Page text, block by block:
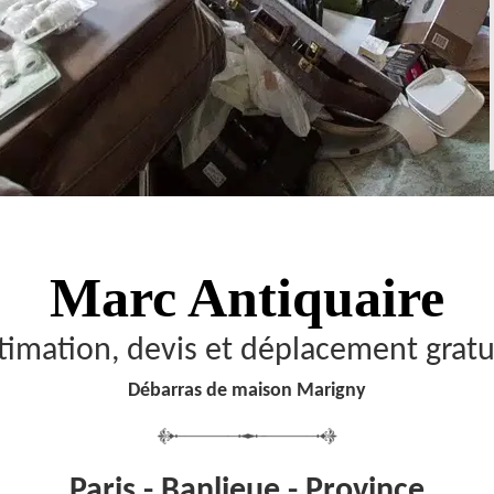
Marc Antiquaire
devis et déplacement
Débarras de maison Marigny